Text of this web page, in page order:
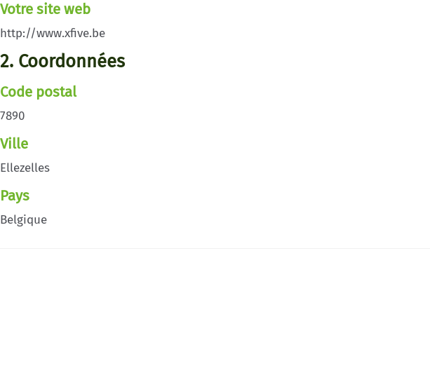
Votre site web
http://www.xfive.be
2. Coordonnées
Code postal
7890
Ville
Ellezelles
Pays
Belgique